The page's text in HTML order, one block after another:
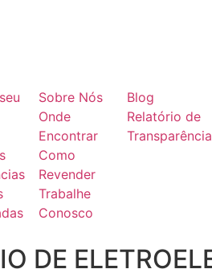
Sobre Nós
Onde
Encontrar
Como
Revender
Trabalhe
Conosco
Blog
Relatório de
Transparência
DE